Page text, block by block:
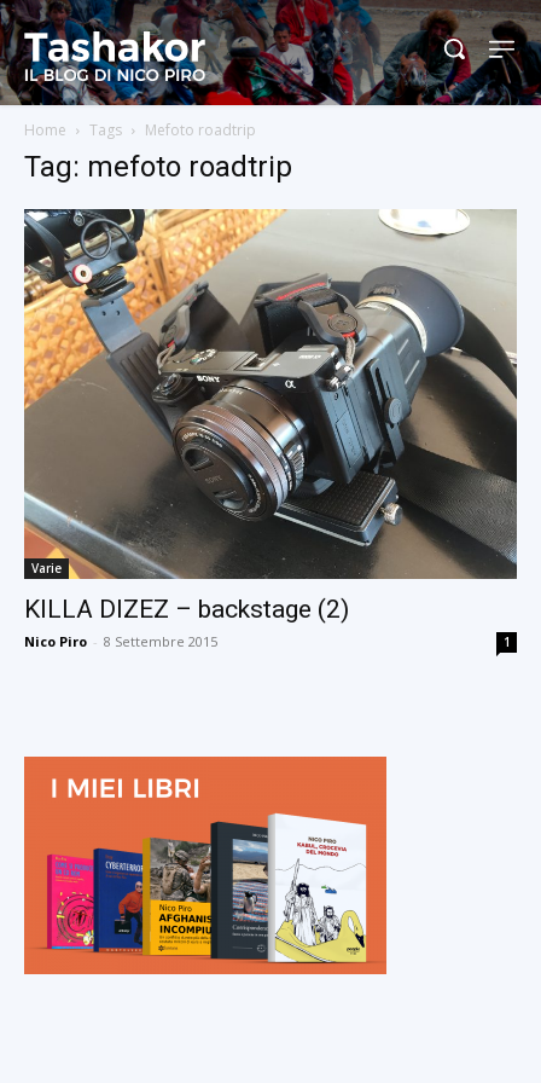
Home Tags Mefoto roadtrip
Tag: mefoto roadtrip
Varie
KILLA DIZEZ – backstage (2)
Nico Piro - 8 Settembre 2015 1